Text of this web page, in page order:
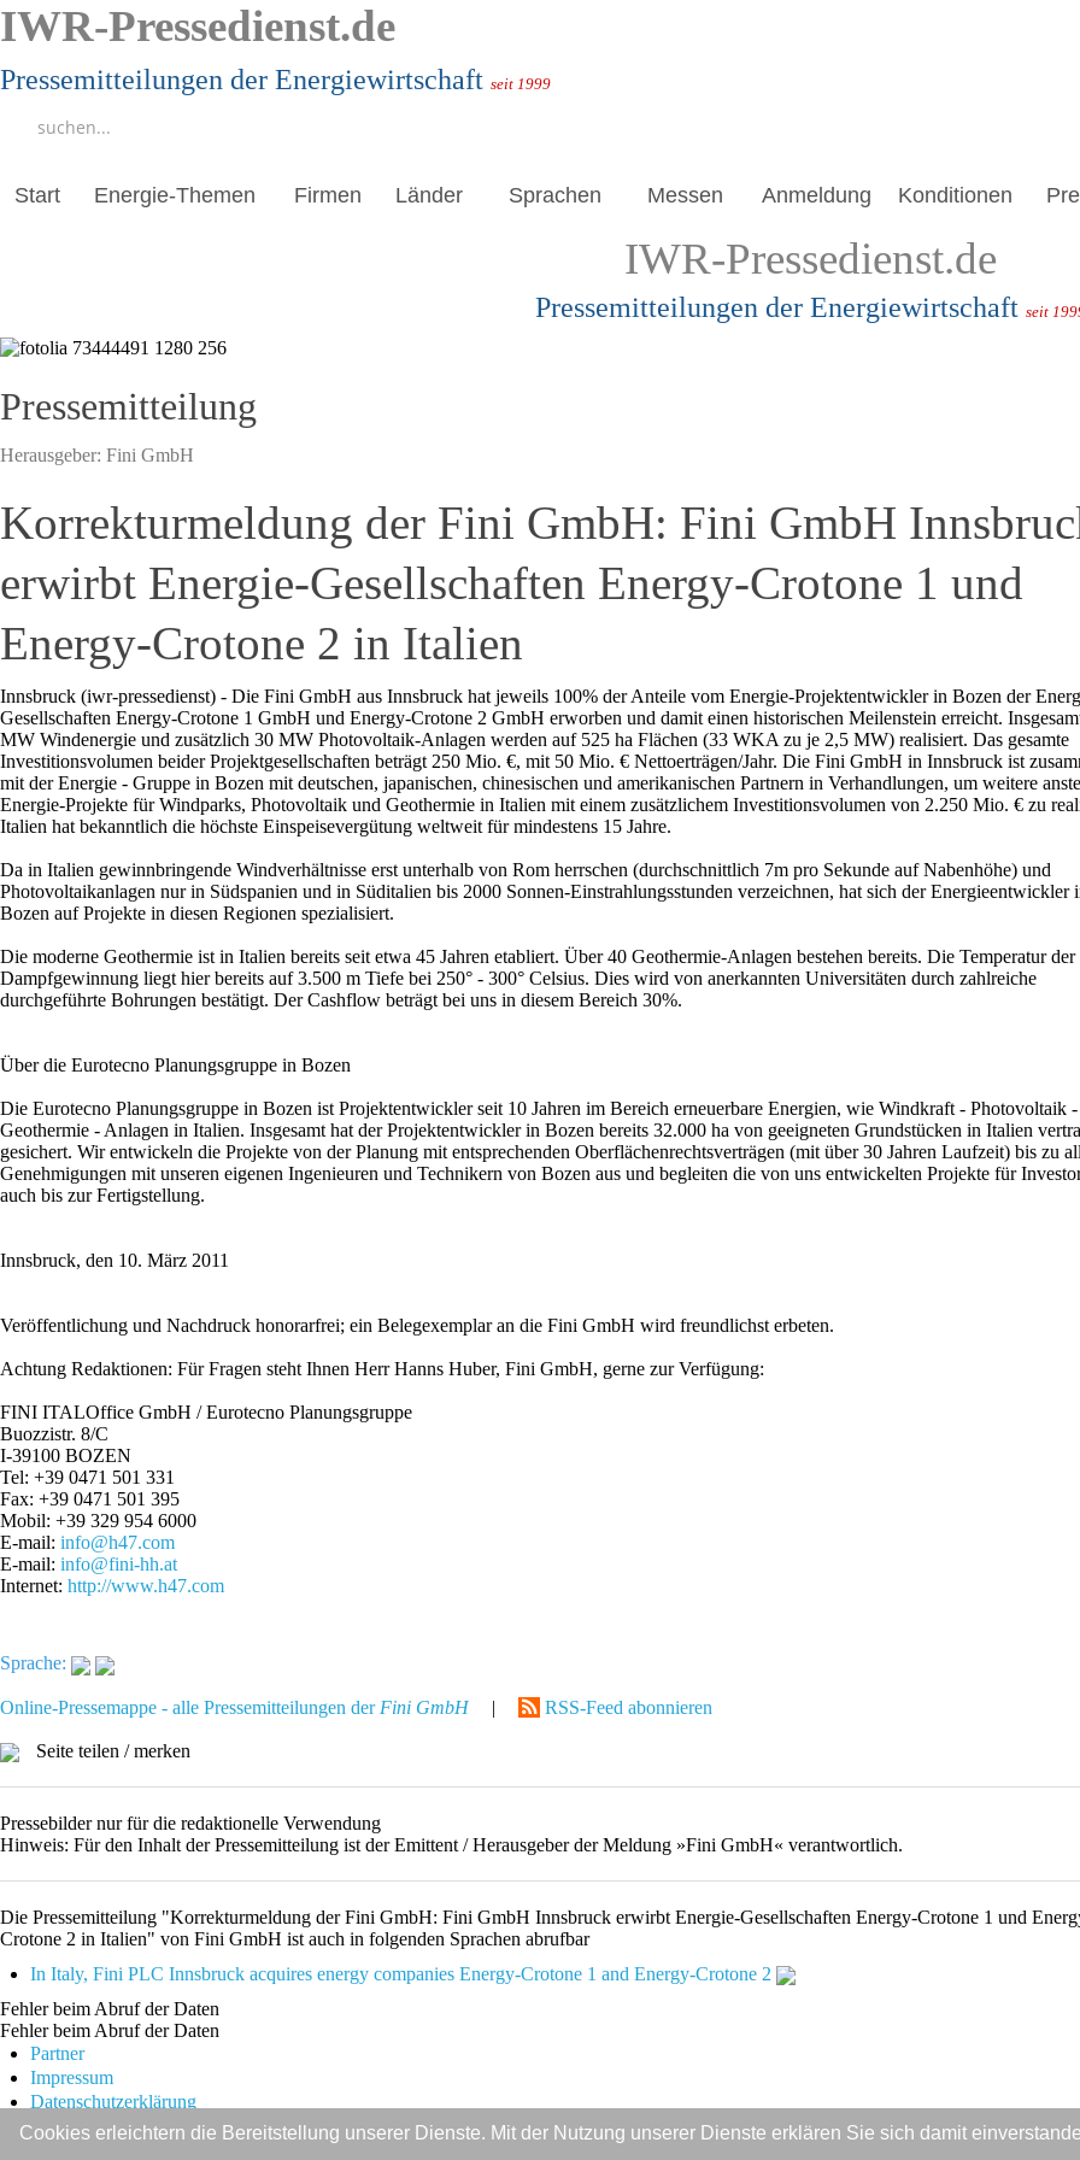
Cookies erleichtern die Bereitstellung unserer Dienste. Mit der Nutzung unserer Dienste erklären Sie sich damit
IWR-Pressedienst.de
Pressemitteilungen der Energiewirtschaft seit 1999
Start Energie-Themen Firmen Länder Sprachen Messen Anmeldung Konditionen
IWR-Pressedienst.de
Pressemitteilungen der Energiewirtschaft seit
Pressemitteilung
Herausgeber: Fini GmbH
Korrekturmeldung der Fini GmbH: Fini GmbH
erwirbt Energie-Gesellschaften Energy-Crotone 1 und
Energy-Crotone 2 in Italien
Innsbruck (iwr-pressedienst) - Die Fini GmbH aus Innsbruck hat jeweils 100% der Anteile vom Energie-Projektentwickler in Bozen der
Gesellschaften Energy-Crotone 1 GmbH und Energy-Crotone 2 GmbH erworben und damit einen historischen Meilenstein erreicht.
MW Windenergie und zusätzlich 30 MW Photovoltaik-Anlagen werden auf 525 ha Flächen (33 WKA zu je 2,5 MW) realisiert. Das gesamte
Investitionsvolumen beider Projektgesellschaften beträgt 250 Mio. €, mit 50 Mio. € Nettoerträgen/Jahr. Die Fini GmbH in Innsbruck ist
mit der Energie - Gruppe in Bozen mit deutschen, japanischen, chinesischen und amerikanischen Partnern in Verhandlungen, um weitere
Energie-Projekte für Windparks, Photovoltaik und Geothermie in Italien mit einem zusätzlichem Investitionsvolumen von 2.250 Mio. € zu
Italien hat bekanntlich die höchste Einspeisevergütung weltweit für mindestens 15 Jahre.
Da in Italien gewinnbringende Windverhältnisse erst unterhalb von Rom herrschen (durchschnittlich 7m pro Sekunde auf Nabenhöhe) und
Photovoltaikanlagen nur in Südspanien und in Süditalien bis 2000 Sonnen-Einstrahlungsstunden verzeichnen, hat sich der Energieentwickler
Bozen auf Projekte in diesen Regionen spezialisiert.
Die moderne Geothermie ist in Italien bereits seit etwa 45 Jahren etabliert. Über 40 Geothermie-Anlagen bestehen bereits. Die Temperatur der
Dampfgewinnung liegt hier bereits auf 3.500 m Tiefe bei 250° - 300° Celsius. Dies wird von anerkannten Universitäten durch zahlreiche
durchgeführte Bohrungen bestätigt. Der Cashflow beträgt bei uns in diesem Bereich 30%.
Über die Eurotecno Planungsgruppe in Bozen
Die Eurotecno Planungsgruppe in Bozen ist Projektentwickler seit 10 Jahren im Bereich erneuerbare Energien, wie Windkraft - Photovoltaik
Geothermie - Anlagen in Italien. Insgesamt hat der Projektentwickler in Bozen bereits 32.000 ha von geeigneten Grundstücken in Italien
gesichert. Wir entwickeln die Projekte von der Planung mit entsprechenden Oberflächenrechtsverträgen (mit über 30 Jahren Laufzeit) bis zu
Genehmigungen mit unseren eigenen Ingenieuren und Technikern von Bozen aus und begleiten die von uns entwickelten Projekte für
auch bis zur Fertigstellung.
Innsbruck, den 10. März 2011
Veröffentlichung und Nachdruck honorarfrei; ein Belegexemplar an die Fini GmbH wird freundlichst erbeten.
Achtung Redaktionen: Für Fragen steht Ihnen Herr Hanns Huber, Fini GmbH, gerne zur Verfügung:
FINI ITALOffice GmbH / Eurotecno Planungsgruppe
Buozzistr. 8/C
I-39100 BOZEN
Tel: +39 0471 501 331
Fax: +39 0471 501 395
Mobil: +39 329 954 6000
E-mail: info@h47.com
E-mail: info@fini-hh.at
Internet: http://www.h47.com
Sprache:
Online-Pressemappe - alle Pressemitteilungen der Fini GmbH | RSS-Feed abonnieren
Seite teilen / merken
Pressebilder nur für die redaktionelle Verwendung
Hinweis: Für den Inhalt der Pressemitteilung ist der Emittent / Herausgeber der Meldung »Fini GmbH« verantwortlich.
Die Pressemitteilung "Korrekturmeldung der Fini GmbH: Fini GmbH Innsbruck erwirbt Energie-Gesellschaften Energy-Crotone 1 und
Crotone 2 in Italien" von Fini GmbH ist auch in folgenden Sprachen abrufbar
In Italy, Fini PLC Innsbruck acquires energy companies Energy-Crotone 1 and Energy-Crotone 2
Fehler beim Abruf der Daten
Fehler beim Abruf der Daten
Partner
Impressum
Datenschutzerklärung
Copyright © IWR 2026